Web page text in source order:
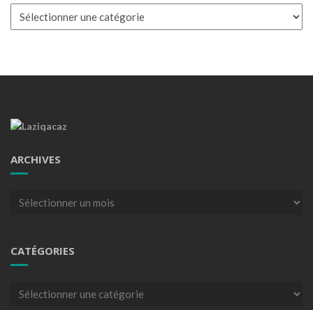
ARCHIVES
Archives
CATÉGORIES
Catégories